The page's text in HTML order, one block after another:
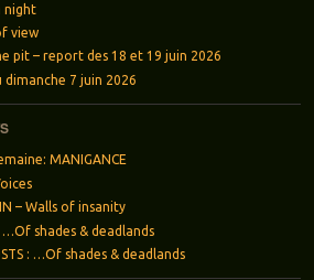
night
view
pit – report des 18 et 19 juin 2026
dimanche 7 juin 2026
MANIGANCE
– Walls of insanity
…Of shades & deadlands
: …Of shades & deadlands